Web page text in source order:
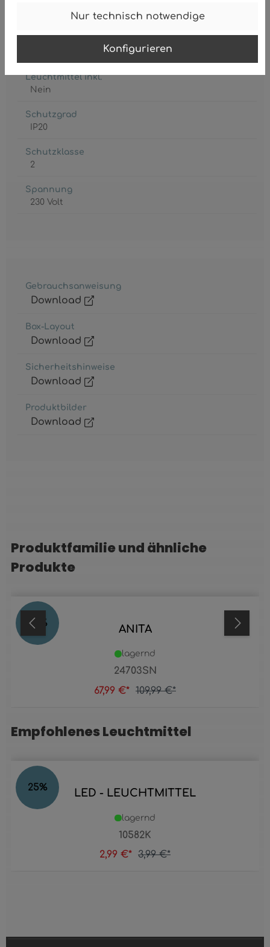
Nur technisch notwendige
Konfigurieren
Leuchtmittel inkl.
Nein
Schutzgrad
IP20
Schutzklasse
2
Spannung
230 Volt
Gebrauchsanweisung
Download
Box-Layout
Download
Sicherheitshinweise
Download
Produktbilder
Download
Produktgalerie überspringen
Produktfamilie und ähnliche
Produkte
38 % ANITA
24703SN
lagernd
67,99 €* 109,99 €*
Produktgalerie überspringen
Empfohlenes Leuchtmittel
25% LED - LEUCHTMITTEL
10582K
lagernd
2,99 €* 3,99 €*